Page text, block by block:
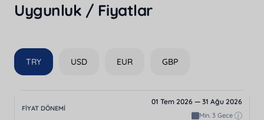
Uygunluk / Fiyatlar
TRY USD EUR GBP
01 Tem 2026 — 31 Ağu 2026
Min. 3 Gece